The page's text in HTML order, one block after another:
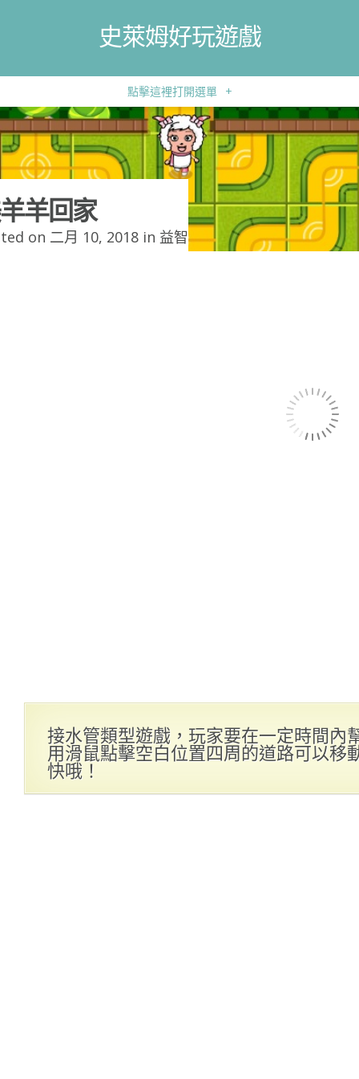
史萊姆好玩遊戲
點擊這裡打開選單 +
羊回家
on 二月 10, 2018 in 益智
接水管類型遊戲，玩家要在一定時間內
用滑鼠點擊空白位置四周的道路可以移
快哦！